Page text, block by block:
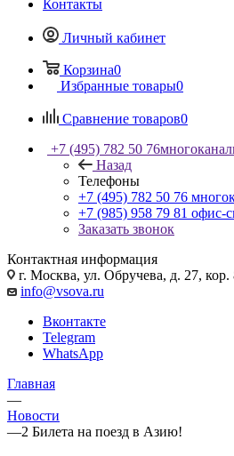
Контакты
Личный кабинет
Корзина0
Избранные товары0
Сравнение товаров0
+7 (495) 782 50 76
Назад
Телефоны
+7 (495) 782 50 76
+7 (985) 958 79 81 офис-
Заказать звонок
Контактная информация
г. Москва, ул. Обручева, д. 27, кор.
info@vsova.ru
Вконтакте
Telegram
WhatsApp
Главная
—
Новости
—2 Билета на поезд в Азию!